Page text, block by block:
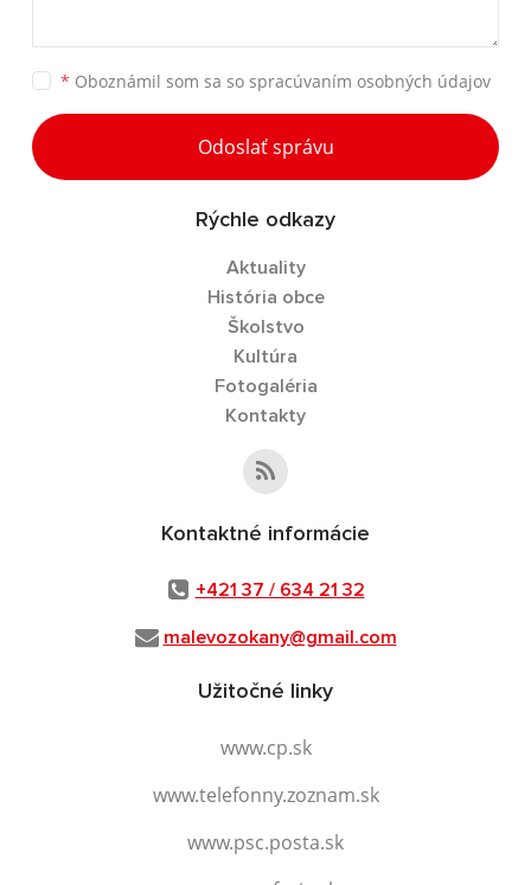
* Oboznámil som sa so spracúvaním osobných údajov
Odoslať správu
Rýchle odkazy
Aktuality
História obce
Školstvo
Kultúra
Fotogaléria
Kontakty
Kontaktné informácie
+421 37 / 634 21 32
malevozokany@gmail.com
Užitočné linky
www.cp.sk
www.telefonny.zoznam.sk
www.psc.posta.sk